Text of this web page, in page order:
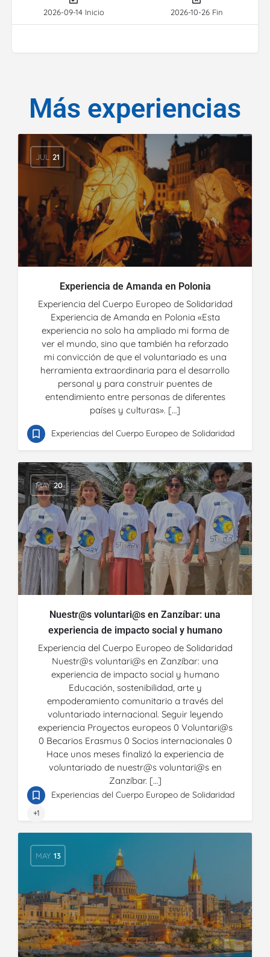
2026-09-14 Inicio 2026-10-26 Fin
Más experiencias
JUL 21
Experiencia de Amanda en Polonia
Experiencia del Cuerpo Europeo de Solidaridad
Experiencia de Amanda en Polonia «Esta
experiencia no solo ha ampliado mi forma de
ver el mundo, sino que también ha reforzado
mi convicción de que el voluntariado es una
herramienta extraordinaria para el desarrollo
personal y para construir puentes de
entendimiento entre personas de diferentes
países y culturas». […]
Experiencias del Cuerpo Europeo de Solidaridad
MAY 20
Nuestr@s voluntari@s en Zanzíbar: una
experiencia de impacto social y humano
Experiencia del Cuerpo Europeo de Solidaridad
Nuestr@s voluntari@s en Zanzíbar: una
experiencia de impacto social y humano
Educación, sostenibilidad, arte y
empoderamiento comunitario a través del
voluntariado internacional. Seguir leyendo
experiencia Proyectos europeos 0 Voluntari@s
0 Becarios Erasmus 0 Socios internacionales 0
Hace unos meses finalizó la experiencia de
voluntariado de nuestr@s voluntari@s en
Zanzíbar. […]
Experiencias del Cuerpo Europeo de Solidaridad
+1
MAY 13